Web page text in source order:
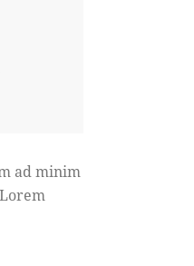
ad minim